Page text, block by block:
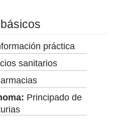
práctica
sanitarios
Principado de